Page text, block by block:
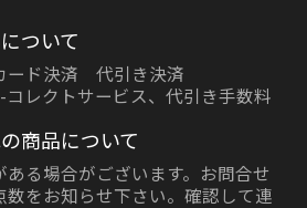
ついて
ード決済 代引き決済
コレクトサービス、代引き手数料
商品について
ある場合がございます。お問合せ
数をお知らせ下さい。確認して連